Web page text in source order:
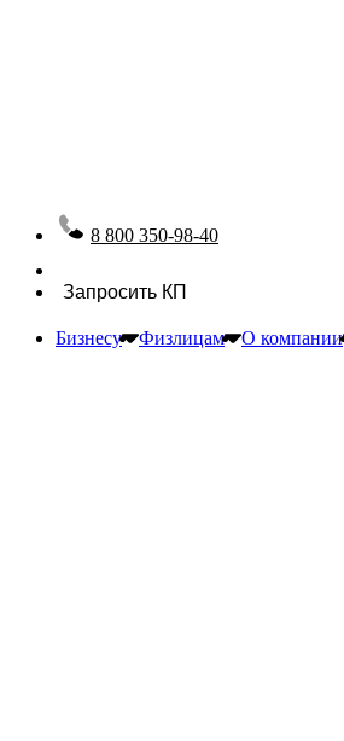
8 800 350-98-40
Запросить КП
Бизнесу Физлицам О компании